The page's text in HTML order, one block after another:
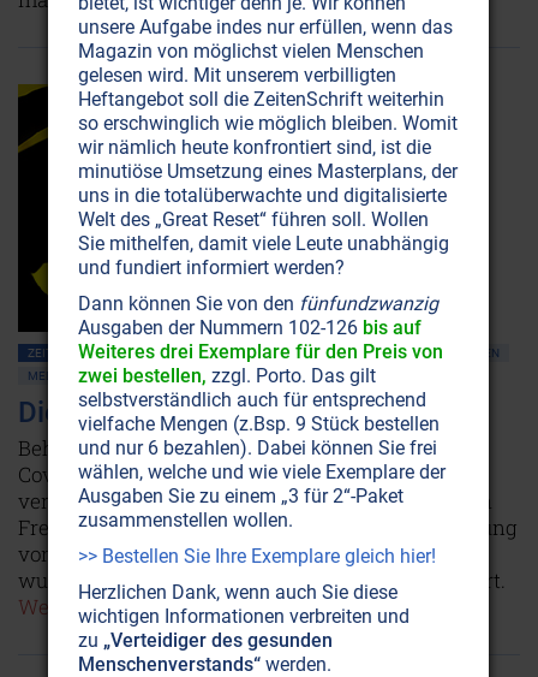
ZEITENSCHRIFT NR. 112, S.21 MASSENMEDIEN • MANIPULATION
IMPFUNGEN
MEDIZIN
Die Impf-Lüge ist aufgeflogen!
Behörden und Hersteller geben endlich zu: Die
Covid-Impfstoffe halten nicht, was man uns
versprochen hat. Somit entbehren der Entzug von
Freiheitsrechten für Ungeimpfte und die Einführung
von Impfzertifikaten jeder Grundlage. Stattdessen
wurden Milliarden an Steuergeldern verschleudert.
Weiterlesen...
unsere Aufgabe indes nur erfüllen, wenn das
Magazin von möglichst vielen Menschen
gelesen wird. Mit unserem verbilligten
Heftangebot soll die ZeitenSchrift weiterhin
so erschwinglich wie möglich bleiben. Womit
wir nämlich heute konfrontiert sind, ist die
minutiöse Umsetzung eines Masterplans, der
uns in die totalüberwachte und digitalisierte
Welt des „Great Reset“ führen soll. Wollen
Sie mithelfen, damit viele Leute unabhängig
und fundiert informiert werden?
Dann können Sie von den fünfundzwanzig
Ausgaben der Nummern 102-126 bis auf
Weiteres drei Exemplare für den Preis von
zwei bestellen, zzgl. Porto. Das gilt
selbstverständlich auch für entsprechend
vielfache Mengen (z.Bsp. 9 Stück bestellen
und nur 6 bezahlen). Dabei können Sie frei
wählen, welche und wie viele Exemplare der
Ausgaben Sie zu einem „3 für 2“-Paket
zusammenstellen wollen.
>> Bestellen Sie Ihre Exemplare gleich hier!
Herzlichen Dank, wenn auch Sie diese
wichtigen Informationen verbreiten und
zu „Verteidiger des gesunden
Menschenverstands“ werden.